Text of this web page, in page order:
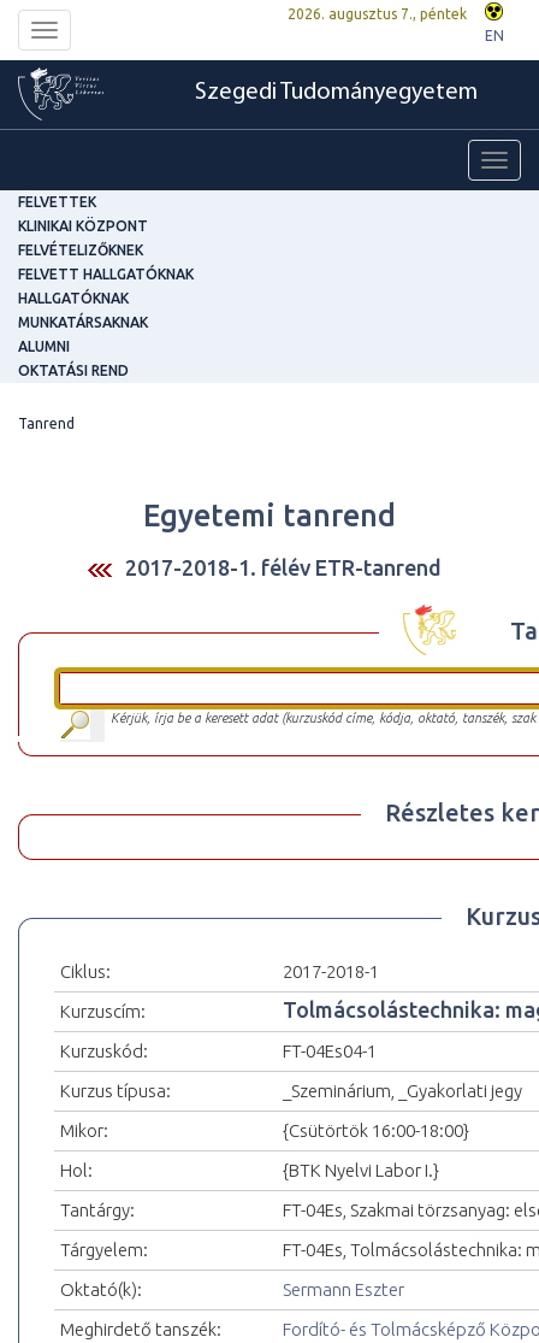
Toggle
navigation
2026. augusztus 7., péntek
EN
Szegedi Tudományegyetem
FELVETTEK
KLINIKAI KÖZPONT
FELVÉTELIZŐKNEK
FELVETT HALLGATÓKNAK
HALLGATÓKNAK
MUNKATÁRSAKNAK
ALUMNI
OKTATÁSI REND
Tanrend
Egyetemi tanrend
2017-2018-1. félév ETR-tanrend
Kérjük, írja be a keresett adat (kurzuskód címe, kódja, oktató, tanszék,
Részletes
Ciklus:
2017-2018-1
Kurzuscím:
Tolmácsolástechnika:
Kurzuskód:
FT-04Es04-1
Kurzus típusa:
_Szeminárium, _Gyakorlati jegy
Mikor:
{Csütörtök 16:00-18:00}
Hol:
{BTK Nyelvi Labor I.}
Tantárgy:
FT-04Es, Szakmai törzsanyag:
Tárgyelem:
FT-04Es, Tolmácsolástechnika:
Oktató(k):
Sermann Eszter
Meghirdető tanszék:
Fordító- és Tolmácsképző